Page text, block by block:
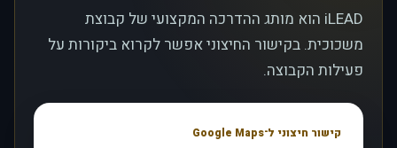
iLEAD הוא מותג ההדרכה המקצועי של קבוצת
משכוכית. בקישור החיצוני אפשר לקרוא ביקורות על
פעילות הקבוצה.
קישור חיצוני ל־Google Maps